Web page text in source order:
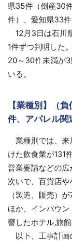
県35件（倒産30
件）、愛知県33
12月3日は石川
1件ずつ判明した
20～30件未満が
いる。
【業種別】（
件、アパレル
業種別では、来
けた飲食業が131
営業要請などの広
次いで、百貨店
（製造、販売）
ほか、インバウ
響したホテル,旅
以下、工事計画